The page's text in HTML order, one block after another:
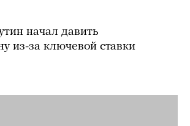
начал давить
из-за ключевой ставки